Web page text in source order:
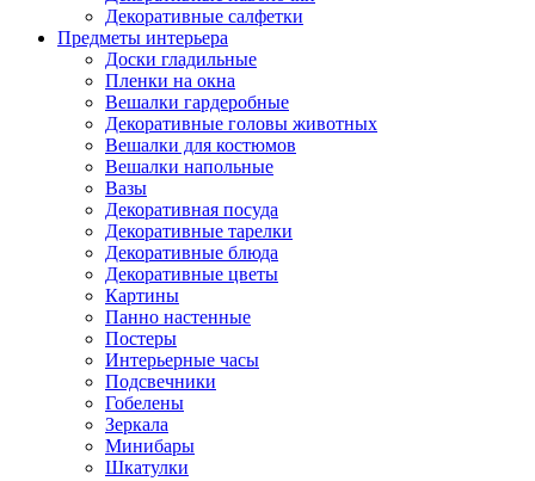
Декоративные салфетки
Предметы интерьера
Доски гладильные
Пленки на окна
Вешалки гардеробные
Декоративные головы животных
Вешалки для костюмов
Вешалки напольные
Вазы
Декоративная посуда
Декоративные тарелки
Декоративные блюда
Декоративные цветы
Картины
Панно настенные
Постеры
Интерьерные часы
Подсвечники
Гобелены
Зеркала
Минибары
Шкатулки